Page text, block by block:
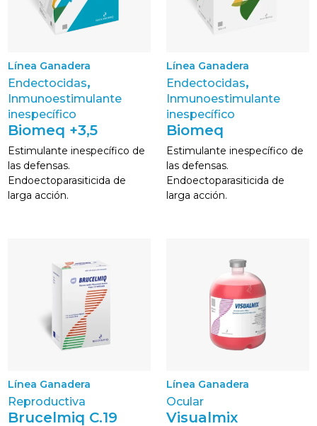
Línea Ganadera
Endectocidas,
Inmunoestimulante
inespecífico
Biomeq +3,5
Estimulante inespecífico de
las defensas.
Endoectoparasiticida de
larga acción.
Línea Ganadera
Endectocidas,
Inmunoestimulante
inespecífico
Biomeq
Estimulante inespecífico de
las defensas.
Endoectoparasiticida de
larga acción.
Línea Ganadera
Reproductiva
Brucelmiq C.19
Línea Ganadera
Ocular
Visualmix